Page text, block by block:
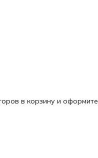
в корзину и оформите